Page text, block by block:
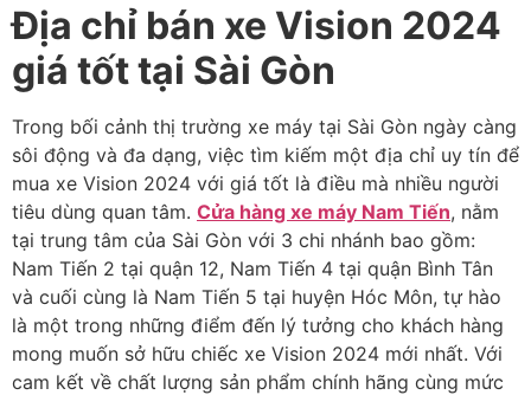
Địa chỉ bán xe Vision 2024
giá tốt tại Sài Gòn
Trong bối cảnh thị trường xe máy tại Sài Gòn ngày càng
sôi động và đa dạng, việc tìm kiếm một địa chỉ uy tín để
mua xe Vision 2024 với giá tốt là điều mà nhiều người
tiêu dùng quan tâm. Cửa hàng xe máy Nam Tiến, nằm
tại trung tâm của Sài Gòn với 3 chi nhánh bao gồm:
Nam Tiến 2 tại quận 12, Nam Tiến 4 tại quận Bình Tân
và cuối cùng là Nam Tiến 5 tại huyện Hóc Môn, tự hào
là một trong những điểm đến lý tưởng cho khách hàng
mong muốn sở hữu chiếc xe Vision 2024 mới nhất. Với
cam kết về chất lượng sản phẩm chính hãng cùng mức